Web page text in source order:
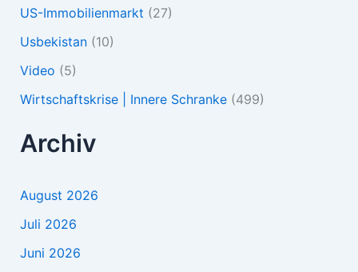
US-Immobilienmarkt (27)
Usbekistan(10)
Video (5)
Wirtschaftskrise | Innere Schranke(499)
Archiv
August 2026
Juli 2026
Juni 2026